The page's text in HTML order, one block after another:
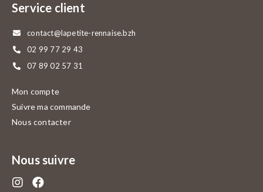
Service client
contact@lapetite-rennaise.bzh
02 99 77 29 43
07 89 02 57 31
Mon compte
Suivre ma commande
Nous contacter
Nous suivre